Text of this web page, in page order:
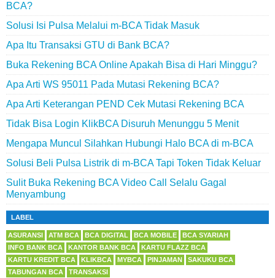
BCA?
Solusi Isi Pulsa Melalui m-BCA Tidak Masuk
Apa Itu Transaksi GTU di Bank BCA?
Buka Rekening BCA Online Apakah Bisa di Hari Minggu?
Apa Arti WS 95011 Pada Mutasi Rekening BCA?
Apa Arti Keterangan PEND Cek Mutasi Rekening BCA
Tidak Bisa Login KlikBCA Disuruh Menunggu 5 Menit
Mengapa Muncul Silahkan Hubungi Halo BCA di m-BCA
Solusi Beli Pulsa Listrik di m-BCA Tapi Token Tidak Keluar
Sulit Buka Rekening BCA Video Call Selalu Gagal
Menyambung
LABEL
ASURANSI ATM BCA BCA DIGITAL BCA MOBILE
BCA SYARIAH
INFO BANK BCA
KANTOR BANK BCA
KARTU FLAZZ BCA
KARTU KREDIT BCA
KLIKBCA MYBCA PINJAMAN
SAKUKU BCA
TABUNGAN BCA
TRANSAKSI